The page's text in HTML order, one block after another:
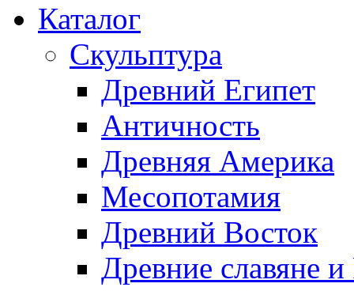
Каталог
Скульптура
Древний Египет
Античность
Древняя Америка
Месопотамия
Древний Восток
Древние славяне и